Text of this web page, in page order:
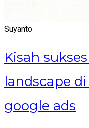
Suyanto
Kisah
landscape
google ads